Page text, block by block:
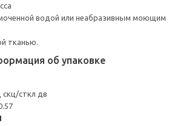
водой или неабразивным моющим
тканью.
об упаковке
скц/сткл дв